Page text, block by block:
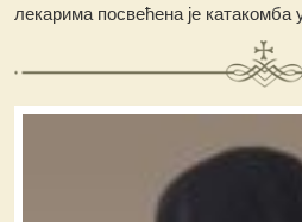
лекарима посвећена је катакомба